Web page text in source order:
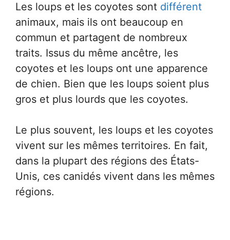
Les loups et les coyotes sont différent
animaux, mais ils ont beaucoup en
commun et partagent de nombreux
traits. Issus du même ancêtre, les
coyotes et les loups ont une apparence
de chien. Bien que les loups soient plus
gros et plus lourds que les coyotes.
Le plus souvent, les loups et les coyotes
vivent sur les mêmes territoires. En fait,
dans la plupart des régions des États-
Unis, ces canidés vivent dans les mêmes
régions.